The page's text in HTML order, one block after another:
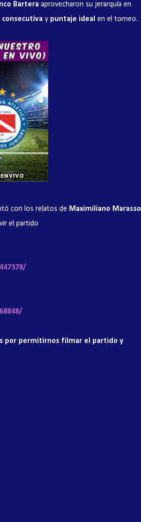
Bartera aprovecharon su jerarquía en
y puntaje ideal en el torneo.
con los relatos de Maximiliano Marasso
el partido
por permitirnos filmar el partido y